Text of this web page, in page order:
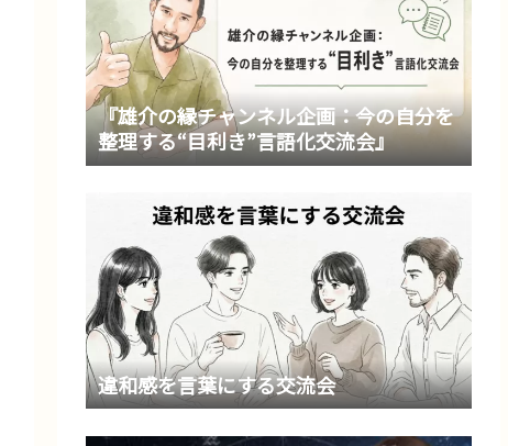
『雄介の縁チャンネル企画：今の自分を
整理する“目利き”言語化交流会』
違和感を言葉にする交流会